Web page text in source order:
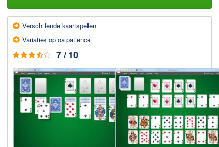
Audio & Video
Branden en Rippen
Converteren
Media streamen
Mediaspeler
Opnemen Audio en Video
Video bewerken
Downloaden
Verschillende kaart­spellen
Variaties op oa patience
7 / 10